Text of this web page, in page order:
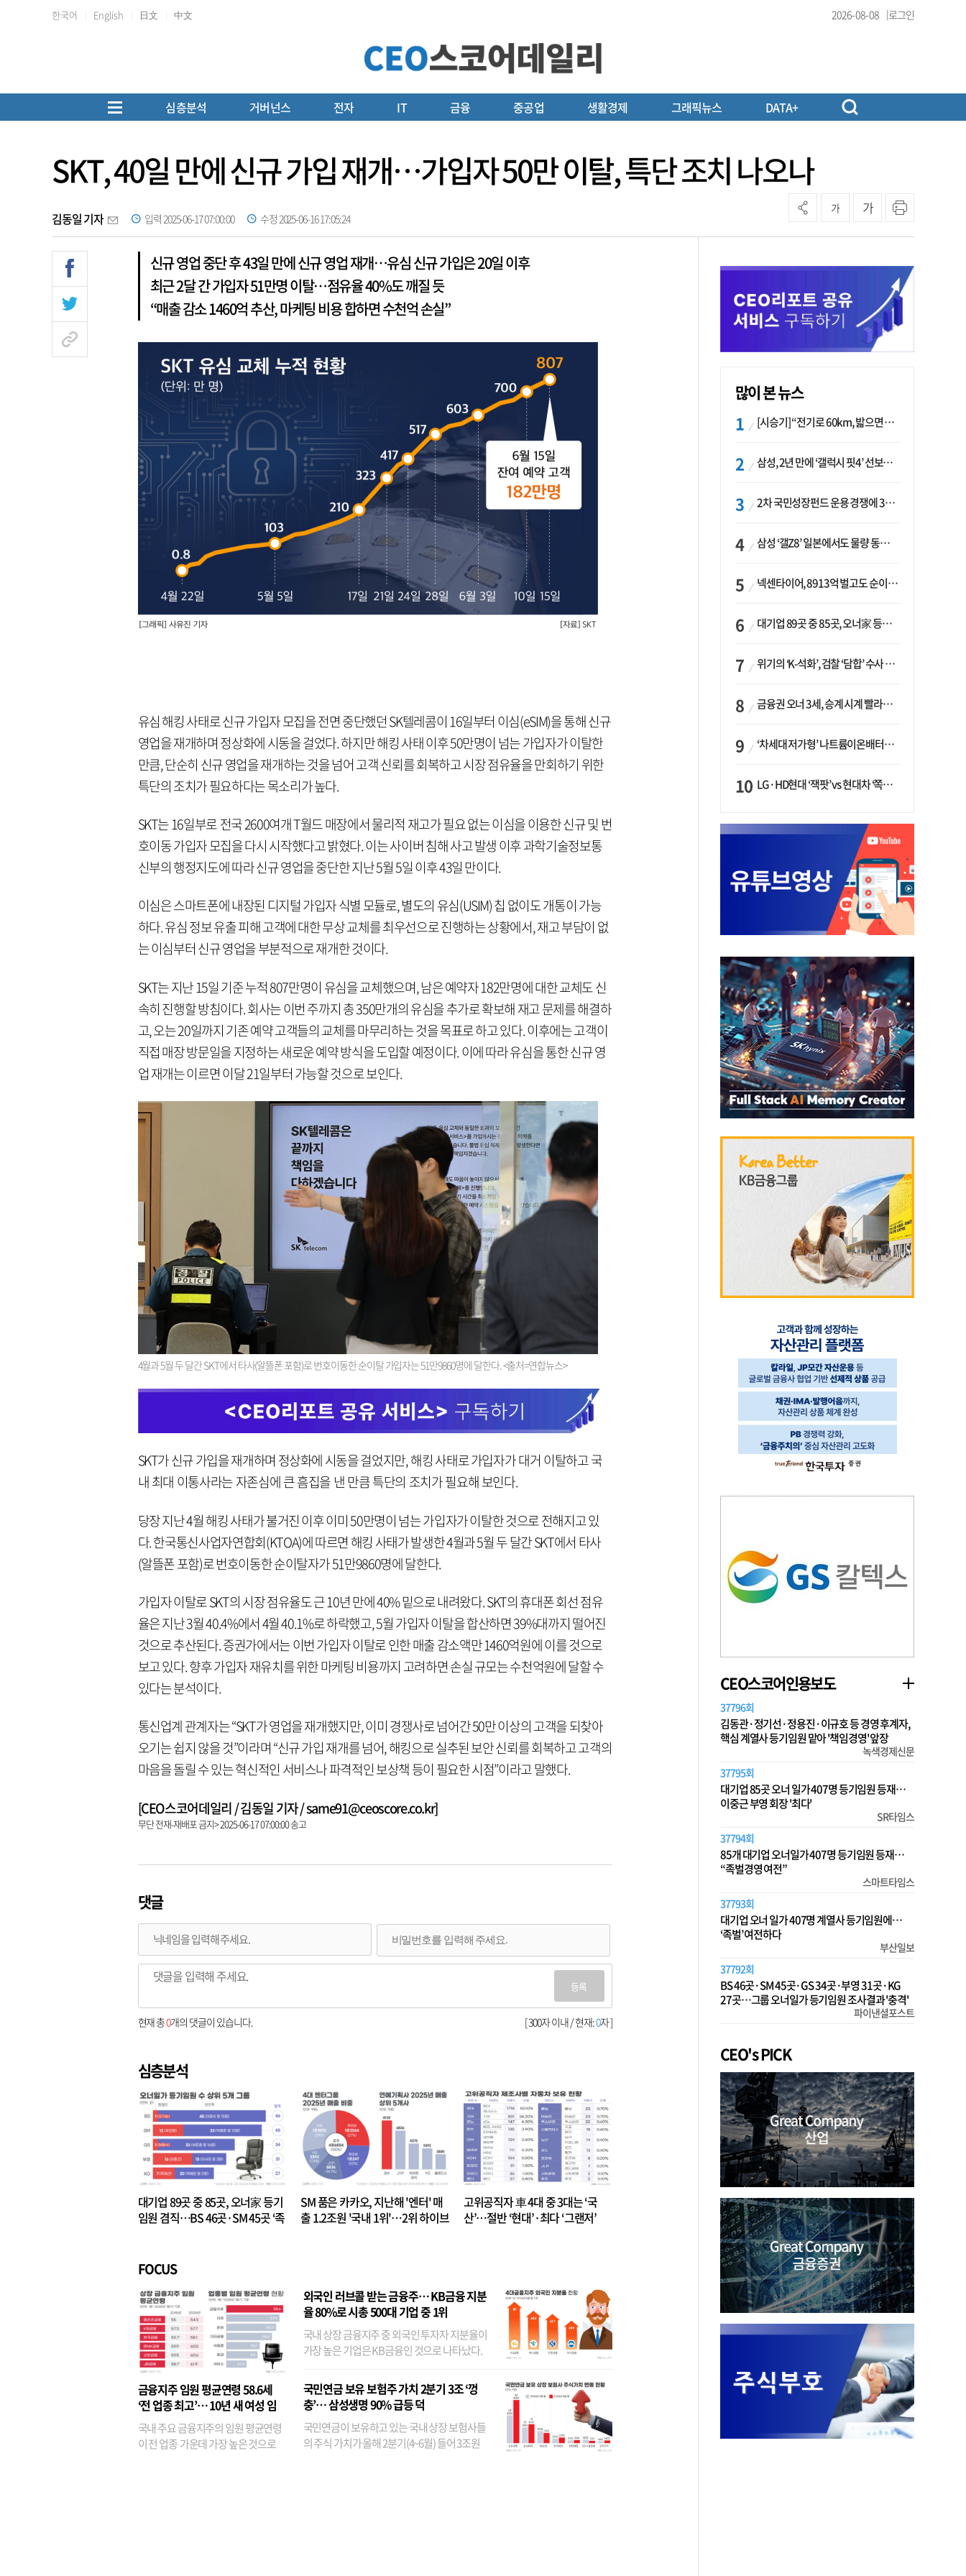
한국어 English 日文 中文 2026-08-08 로그인
심층분석 거버넌스 전자 IT 금융 중공업 생활경제 그래픽뉴스 DATA+
SKT, 40일 만에 신규 가입 재개…가입자 50만 이탈, 특단 조치 나오나
김동일 기자 입력 2025-06-17 07:00:00 수정 2025-06-16 17:05:24
가 가
신규 영업 중단 후 43일 만에 신규 영업 재개…유심 신규 가입은 20일 이후
최근 2달 간 가입자 51만명 이탈…점유율 40%도 깨질 듯
“매출 감소 1460억 추산, 마케팅 비용 합하면 수천억 손실”
유심 해킹 사태로 신규 가입자 모집을 전면 중단했던 SK텔레콤이 16일부터 이심(eSIM)을 통해 신규
영업을 재개하며 정상화에 시동을 걸었다. 하지만 해킹 사태 이후 50만명이 넘는 가입자가 이탈한
만큼, 단순히 신규 영업을 재개하는 것을 넘어 고객 신뢰를 회복하고 시장 점유율을 만회하기 위한
특단의 조치가 필요하다는 목소리가 높다.
SKT는 16일부로 전국 2600여개 T월드 매장에서 물리적 재고가 필요 없는 이심을 이용한 신규 및 번
호이동 가입자 모집을 다시 시작했다고 밝혔다. 이는 사이버 침해 사고 발생 이후 과학기술정보통
신부의 행정지도에 따라 신규 영업을 중단한 지난 5월 5일 이후 43일 만이다.
이심은 스마트폰에 내장된 디지털 가입자 식별 모듈로, 별도의 유심(USIM) 칩 없이도 개통이 가능
하다. 유심 정보 유출 피해 고객에 대한 무상 교체를 최우선으로 진행하는 상황에서, 재고 부담이 없
는 이심부터 신규 영업을 부분적으로 재개한 것이다.
SKT는 지난 15일 기준 누적 807만명이 유심을 교체했으며, 남은 예약자 182만명에 대한 교체도 신
속히 진행할 방침이다. 회사는 이번 주까지 총 350만개의 유심을 추가로 확보해 재고 문제를 해결하
고, 오는 20일까지 기존 예약 고객들의 교체를 마무리하는 것을 목표로 하고 있다. 이후에는 고객이
직접 매장 방문일을 지정하는 새로운 예약 방식을 도입할 예정이다. 이에 따라 유심을 통한 신규 영
업 재개는 이르면 이달 21일부터 가능할 것으로 보인다.
4월과 5월 두 달간 SKT에서 타사(알뜰폰 포함)로 번호이동한 순이탈 가입자는 51만9860명에 달한다. <출처=연합뉴스>
SKT가 신규 가입을 재개하며 정상화에 시동을 걸었지만, 해킹 사태로 가입자가 대거 이탈하고 국
내 최대 이통사라는 자존심에 큰 흠집을 낸 만큼 특단의 조치가 필요해 보인다.
당장 지난 4월 해킹 사태가 불거진 이후 이미 50만명이 넘는 가입자가 이탈한 것으로 전해지고 있
다. 한국통신사업자연합회(KTOA)에 따르면 해킹 사태가 발생한 4월과 5월 두 달간 SKT에서 타사
(알뜰폰 포함)로 번호이동한 순이탈자가 51만9860명에 달한다.
가입자 이탈로 SKT의 시장 점유율도 근 10년 만에 40% 밑으로 내려왔다. SKT의 휴대폰 회선 점유
율은 지난 3월 40.4%에서 4월 40.1%로 하락했고, 5월 가입자 이탈을 합산하면 39%대까지 떨어진
것으로 추산된다. 증권가에서는 이번 가입자 이탈로 인한 매출 감소액만 1460억원에 이를 것으로
보고 있다. 향후 가입자 재유치를 위한 마케팅 비용까지 고려하면 손실 규모는 수천억원에 달할 수
있다는 분석이다.
통신업계 관계자는 “SKT가 영업을 재개했지만, 이미 경쟁사로 넘어간 50만 이상의 고객을 되찾아
오기는 쉽지 않을 것”이라며 “신규 가입 재개를 넘어, 해킹으로 실추된 보안 신뢰를 회복하고 고객의
마음을 돌릴 수 있는 혁신적인 서비스나 파격적인 보상책 등이 필요한 시점”이라고 말했다.
[CEO스코어데일리 / 김동일 기자 / same91@ceoscore.co.kr]
무단 전재-재배포 금지> 2025-06-17 07:00:00 송고
댓글
등록
[ 300자 이내 / 현재:0자 ]
현재 총0개의 댓글이 있습니다.
심층분석
대기업 89곳 중 85곳, 오너家 등기
임원 겸직…BS 46곳·SM 45곳 ‘족
SM 품은 카카오, 지난해 '엔터' 매
출 1.2조원 '국내 1위'…2위 하이브
고위공직자 車 4대 중 3대는 ‘국
산’…절반 ‘현대’·최다 ‘그랜저’
FOCUS
금융지주 임원 평균연령 58.6세
‘전 업종 최고’… 10년 새 여성 임
원은 14배 껑충
국내 주요 금융지주의 임원 평균연령
이 전 업종 가운데 가장 높은 것으로
외국인 러브콜 받는 금융주… KB금융 지분
율 80%로 시총 500대 기업 중 1위
국내 상장 금융지주 중 외국인 투자자 지분율이
가장 높은 기업은 KB금융인 것으로 나타났다.
융이었다. 특히 KB금융은 지난달 말 기준 해외
기관투자자 지분율이...
국민연금 보유 보험주 가치 2분기 3조 ‘껑
충’… 삼성생명 90% 급등 덕
국민연금이 보유하고 있는 국내 상장 보험사들
의 주식 가치가 올해 2분기(4~6월) 들어 3조원
많이 본 뉴스
[시승기] “전기로 60km, 밟으면 462마력”…볼보 XC60 T8의 두 얼굴
삼성, 2년 만에 ‘갤럭시 핏4’ 선보이나…웨어러블 생태계 확장 ‘시동’
2차 국민성장펀드 운용 경쟁에 33개사 몰렸다…신한·하나 등 새 얼굴 대거 합류
삼성 ‘갤Z8’ 일본에서도 물량 동났다…애플 참전 앞두고 선두 수성 ‘시험대’
넥센타이어, 8913억 벌고도 순이익 2억…유럽 세부담에 이익 증발
대기업 89곳 중 85곳, 오너家 등기임원 겸직…BS 46곳·SM 45곳 ‘족벌경영’ 고착화
위기의 ‘K-석화’, 검찰 ‘담합’ 수사 착수…“LG·한화·롯데 등 7개 업체, 8개 제품 가격 담합”
금융권 오너 3세, 승계 시계 빨라지나…한국투자 ‘속도’·미래에셋·메리츠는 ‘거리두기’
‘차세대 저가형’ 나트륨이온배터리 시대 오나…LG화학·에코프로, 상용화 속도낸다
LG·HD현대 ‘잭팟’ vs 현대차 ‘쪽박’…글로벌 사모펀드, 韓 대기업 투자 ‘희비’
CEO스코어인용보도
37796회
김동관·정기선·정용진·이규호 등 경영 후계자,
핵심 계열사 등기임원 맡아 '책임경영' 앞장
녹색경제신문
37795회
대기업 85곳 오너 일가 407명 등기임원 등재…
이중근 부영 회장 '최다'
SR타임스
37794회
85개 대기업 오너일가 407명 등기임원 등재…
“족벌경영 여전”
스마트타임스
37793회
대기업 오너 일가 407명 계열사 등기임원에…
‘족벌’ 여전하다
부산일보
37792회
BS 46곳·SM 45곳·GS 34곳·부영 31곳·KG
27곳…그룹 오너일가 등기임원 조사결과 '충격'
파이낸셜포스트
CEO's PICK